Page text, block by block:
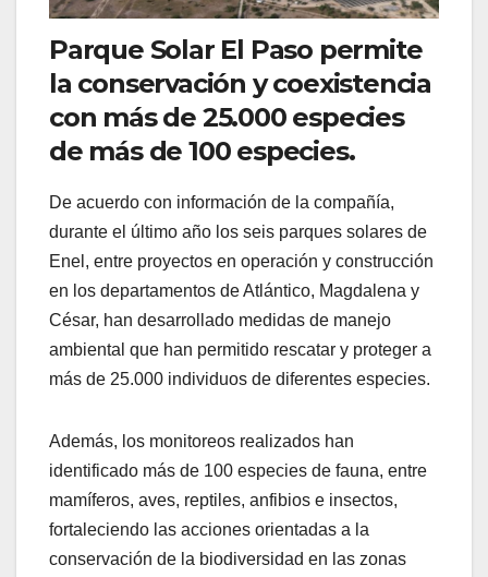
Parque Solar El Paso permite
la conservación y coexistencia
con más de 25.000 especies
de más de 100 especies.
De acuerdo con información de la compañía,
durante el último año los seis parques solares de
Enel, entre proyectos en operación y construcción
en los departamentos de Atlántico, Magdalena y
César, han desarrollado medidas de manejo
ambiental que han permitido rescatar y proteger a
más de 25.000 individuos de diferentes especies.
Además, los monitoreos realizados han
identificado más de 100 especies de fauna, entre
mamíferos, aves, reptiles, anfibios e insectos,
fortaleciendo las acciones orientadas a la
conservación de la biodiversidad en las zonas